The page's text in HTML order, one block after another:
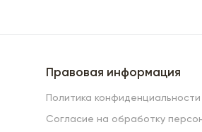
Правовая информация
Политика конфиденциальности
Согласие на обработку